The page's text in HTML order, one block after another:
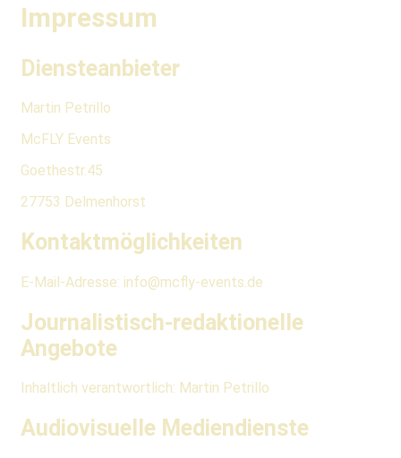
Impressum
Diensteanbieter
Martin Petrillo
McFLY Events
Goethestr.45
27753 Delmenhorst
Kontaktmöglichkeiten
E-Mail-Adresse: info@mcfly-events.de
Journalistisch-redaktionelle
Angebote
Inhaltlich verantwortlich: Martin Petrillo
Audiovisuelle Mediendienste